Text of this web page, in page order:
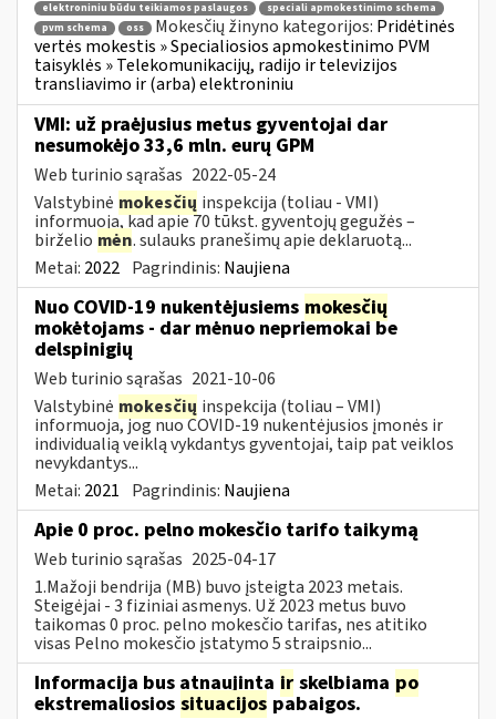
elektroniniu būdu teikiamos paslaugos
speciali apmokestinimo schema
pvm schema
oss Mokesčių žinyno kategorijos: Pridėtinės
vertės mokestis » Specialiosios apmokestinimo PVM
taisyklės » Telekomunikacijų, radijo ir televizijos
transliavimo ir (arba) elektroniniu
VMI: už praėjusius metus gyventojai dar
nesumokėjo 33,6 mln. eurų GPM
Web turinio sąrašas 2022-05-24
Valstybinė mokesčių inspekcija (toliau - VMI)
informuoja, kad apie 70 tūkst. gyventojų gegužės –
birželio mėn. sulauks pranešimų apie deklaruotą...
Metai: 2022 Pagrindinis: Naujiena
Nuo COVID-19 nukentėjusiems mokesčių
mokėtojams - dar mėnuo nepriemokai be
delspinigių
Web turinio sąrašas 2021-10-06
Valstybinė mokesčių inspekcija (toliau – VMI)
informuoja, jog nuo COVID-19 nukentėjusios įmonės ir
individualią veiklą vykdantys gyventojai, taip pat veiklos
nevykdantys...
Metai: 2021 Pagrindinis: Naujiena
Apie 0 proc. pelno mokesčio tarifo taikymą
Web turinio sąrašas 2025-04-17
1.Mažoji bendrija (MB) buvo įsteigta 2023 metais.
Steigėjai - 3 fiziniai asmenys. Už 2023 metus buvo
taikomas 0 proc. pelno mokesčio tarifas, nes atitiko
visas Pelno mokesčio įstatymo 5 straipsnio...
Informacija bus atnaujinta ir skelbiama po
ekstremaliosios situacijos pabaigos.